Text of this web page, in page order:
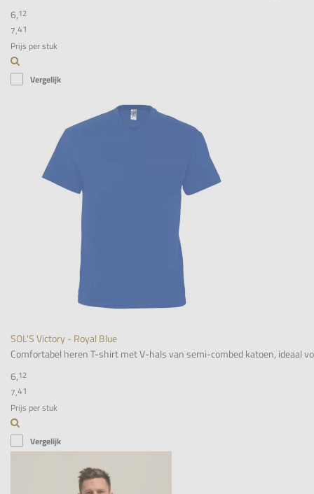
6,12
7,41
Prijs per stuk
Vergelijk
SOL'S Victory - Royal Blue
Comfortabel heren T-shirt met V-hals van semi-combed katoen, ideaal
6,12
7,41
Prijs per stuk
Vergelijk